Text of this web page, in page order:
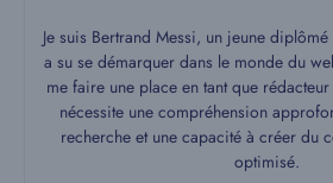
Je suis Bertrand Messi, un jeune
a su se démarquer dans le monde du
me faire une place en tant que
nécessite une compréhension
recherche et une capacité à créer du
optimisé.